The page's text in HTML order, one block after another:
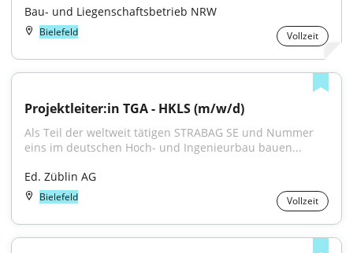
Bau- und Liegenschaftsbetrieb NRW
Bielefeld Vollzeit
Projektleiter:in TGA - HKLS (m/w/d)
Als Teil der weltweit tätigen STRABAG SE und Nummer
eins im deutschen Hoch- und Ingenieurbau bauen...
Ed. Züblin AG
Bielefeld Vollzeit